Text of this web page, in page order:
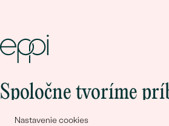
Nastavenie cookies
Spoločne tvoríme
lásky